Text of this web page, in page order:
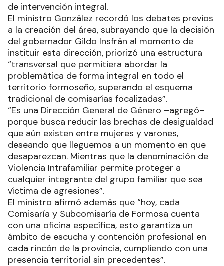
de intervención integral.
El ministro González recordó los debates previos
a la creación del área, subrayando que la decisión
del gobernador Gildo Insfrán al momento de
instituir esta dirección, priorizó una estructura
“transversal que permitiera abordar la
problemática de forma integral en todo el
territorio formoseño, superando el esquema
tradicional de comisarías focalizadas”.
“Es una Dirección General de Género –agregó–
porque busca reducir las brechas de desigualdad
que aún existen entre mujeres y varones,
deseando que lleguemos a un momento en que
desaparezcan. Mientras que la denominación de
Violencia Intrafamiliar permite proteger a
cualquier integrante del grupo familiar que sea
víctima de agresiones”.
El ministro afirmó además que “hoy, cada
Comisaría y Subcomisaría de Formosa cuenta
con una oficina específica, esto garantiza un
ámbito de escucha y contención profesional en
cada rincón de la provincia, cumpliendo con una
presencia territorial sin precedentes”.